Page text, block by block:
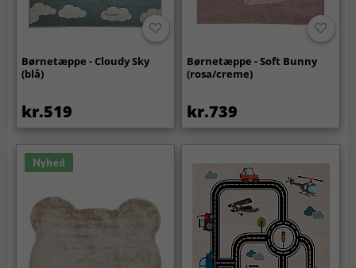
Børnetæppe - Cloudy Sky
(blå)
kr.519
Børnetæppe - Soft Bunny
(rosa/creme)
kr.739
Nyhed